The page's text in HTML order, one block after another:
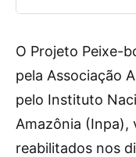
O Projeto Peixe-
pela Associação
pelo Instituto
Amazônia (Inpa),
reabilitados nos